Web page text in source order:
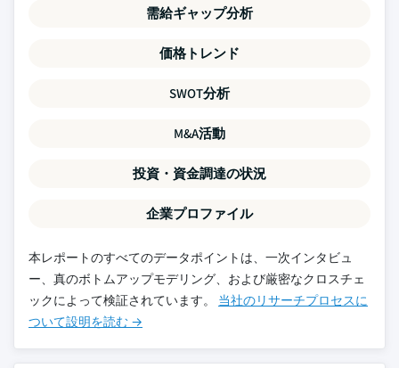
需給ギャップ分析
価格トレンド
SWOT分析
M&A活動
投資・資金調達の状況
企業プロファイル
本レポートのすべてのデータポイントは、一次インタビュ
ー、真のボトムアップモデリング、および厳密なクロスチェ
ックによって検証されています。 当社のリサーチプロセスに
ついて設明を読む →